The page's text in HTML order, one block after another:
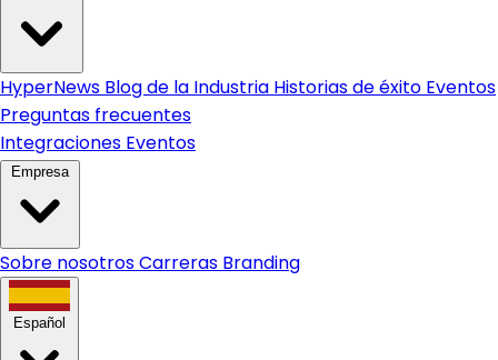
HyperNews Blog de la Industria Historias de éxito Eventos
Preguntas frecuentes
Integraciones Eventos
Empresa
Sobre nosotrosCarreras Branding
Español